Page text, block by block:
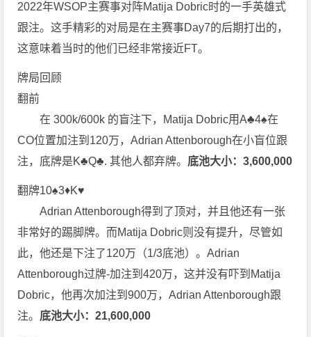
2022年WSOP主赛事对阵Matija Dobric时的一手英雄式
跟注。这手精彩的对局是在主赛事Day7的后期打出的，
这意味着当时的他们已经非常接近FT。
牌局回顾
翻前
在 300k/600k 的盲注下，Matija Dobric用A♣4♠在
CO位置加注到120万，Adrian Attenborough在小盲位跟
注，底牌是K♣Q♣. 其他人都弃牌。 底池大小：3,600,000
翻牌10♠3♦K♥
Adrian Attenborough得到了顶对，并且他还有一张
非常好的踢脚牌。而Matija Dobric则没有提升，尽管如
此，他还是下注了120万（1/3底池）。Adrian
Attenborough过牌-加注到420万，这并没有吓到Matija
Dobric，他再次加注到900万，Adrian Attenborough跟
注。 底池大小：21,600,000